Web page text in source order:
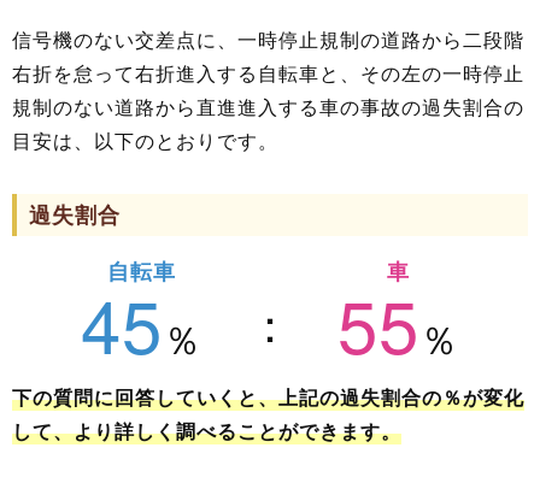
信号機のない交差点に、一時停止規制の道路から二段階
右折を怠って右折進入する自転車と、その左の一時停止
規制のない道路から直進進入する車の事故の過失割合の
目安は、以下のとおりです。
過失割合
自転車
車
45 55
下の質問に回答していくと、上記の過失割合の％が変化
して、より詳しく調べることができます。